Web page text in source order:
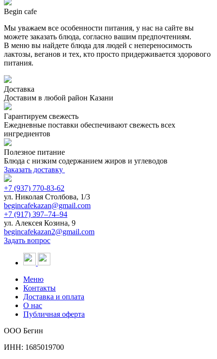
Begin cafe
Мы уважаем все особенности питания, у нас на сайте вы
можете заказать блюда, согласно вашим предпочтениям.
В меню вы найдете блюда для людей с непереносимость
лактозы, веганов и тех, кто просто придерживается здорового
питания.
Доставка
Доставим в любой район Казани
Гарантируем свежесть
Ежедневные поставки обеспечивают свежесть всех
ингредиентов
Полезное питание
Блюда с низким содержанием жиров и углеводов
Заказать доставку
+7 (937) 770-83-62
ул. Николая Столбова, 1/3
begincafekazan@gmail.com
+7 (917) 397‒74‒94
ул. Алексея Козина, 9
begincafekazan2@gmail.com
Задать вопрос
Меню
Контакты
Доставка и оплата
О нас
Публичная оферта
ООО Бегин
ИНН: 1685019700